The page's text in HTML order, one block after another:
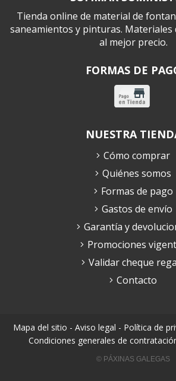
Tienda online de material de
saneamientos y pinturas. Materiales
al mejor precio.
FORMAS DE
NUESTRA
Cómo comprar
Quiénes somos
Formas de pago
Gastos de envío
Garantía y
Promociones
Validar cheque
Contacto
Mapa del sitio - Aviso legal - Política de
Condiciones generales de
© PÁXINAS GALEGAS